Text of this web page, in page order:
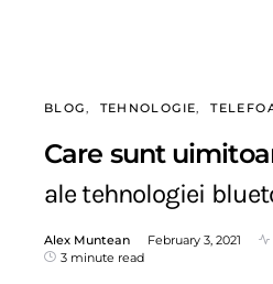
BLOG TEHNOLOGIE
Care sunt
ale tehnologiei
Alex Muntean February 3, 2021
3 minute read